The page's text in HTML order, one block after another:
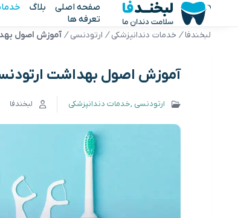
صفحه اصلی بلاگ
تعرفه ها
لبخندفا / خدمات دندانپزشکی / ارتودنسی / آموزش اصول
آموزش اصول بهداشت
ارتودنسی خدمات دندانپزشکی لبخندفا